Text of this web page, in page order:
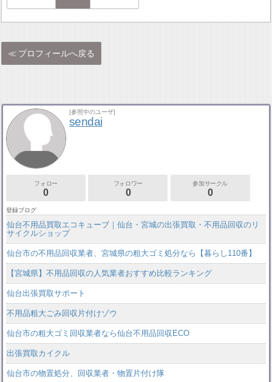
プロフィールへ戻る
[参照中のユーザ]
sendai
フォロー
0
フォロワー
0
参加サークル
0
登録ブログ
仙台不用品買取エコキューブ｜仙台・宮城の出張買取・不用品回収のリ
サイクルショップ
仙台市の不用品回収業者、宮城県の粗大ゴミ処分なら【暮らし110番】
【宮城県】不用品回収の人気業者おすすめ比較ランキング
仙台出張買取サポート
不用品粗大ごみ回収片付けゾウ
仙台市の粗大ゴミ回収業者なら仙台不用品回収ECO
出張買取カイクル
仙台市の物置処分、回収業者・物置片付け隊